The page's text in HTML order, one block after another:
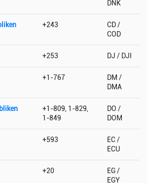
DNK
+243
CD /
COD
+253 DJ / DJI
+1-767
DM /
DMA
+1-809, 1-829,
1-849
DO /
DOM
+593
EC /
ECU
+20
EG /
EGY